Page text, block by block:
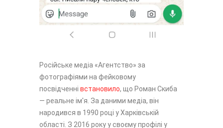
Російське медіа «Агентство» за
фотографіями на фейковому
посвідченні встановило, що Роман Скиба
— реальне ім'я. За даними медіа, він
народився в 1990 році у Харківській
області. З 2016 року у своєму профілі у